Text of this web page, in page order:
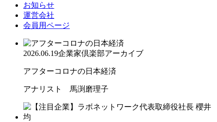
お知らせ
運営会社
会員用ページ
2026.06.19企業家倶楽部アーカイブ
アフターコロナの日本経済
アナリスト 馬渕磨理子